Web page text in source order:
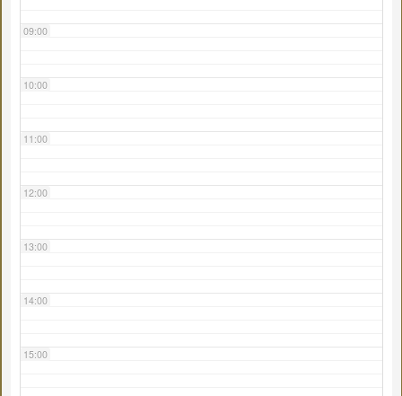
09:00
10:00
11:00
12:00
13:00
14:00
15:00